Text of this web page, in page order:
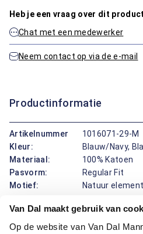
Van Dal maakt gebruik van
Op de website van Van Dal
Heb je een vraag over dit
Chat met een medewerker
Neem contact op via de e-mail
Productinformatie
Artikelnummer
1016071-29-M
Kleur:
Blauw/Navy,
Materiaal:
100% Katoen
Pasvorm:
Regular Fit
Motief:
Natuur
klassieke boord en knopen met